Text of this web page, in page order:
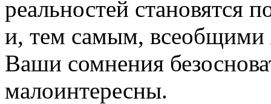
реальностей
и, тем самым, всеобщими
Ваши сомнения
малоинтересны.